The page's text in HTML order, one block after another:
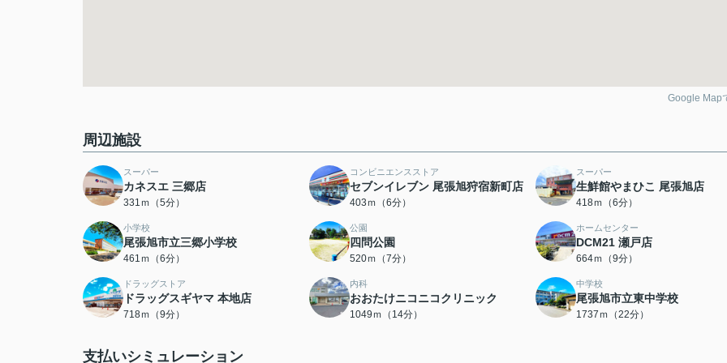
Google Map
周辺施設
スーパー
カネスエ 三郷店
331ｍ（5分）
コンビニエンスストア
セブンイレブン 尾張旭狩宿新町店
403ｍ（6分）
スーパー
生鮮館やまひこ 尾張旭店
418ｍ（6分）
小学校
尾張旭市立三郷小学校
461ｍ（6分）
公園
四問公園
520ｍ（7分）
ホームセンター
DCM21 瀬戸店
664ｍ（9分）
ドラッグストア
ドラッグスギヤマ 本地店
718ｍ（9分）
内科
おおたけニコニコクリニック
1049ｍ（14分）
中学校
尾張旭市立東中学校
1737ｍ（22分）
支払いシミュレーション